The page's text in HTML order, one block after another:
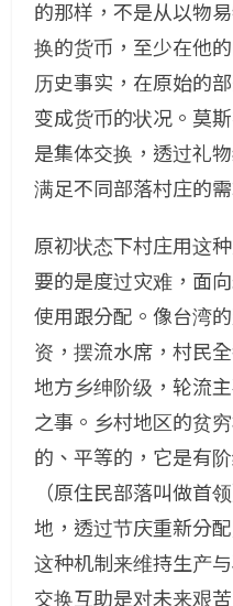
的那样，不是从以物
换的货币，至少在他
历史事实，在原始的
变成货币的状况。莫
是集体交换，透过礼
满足不同部落村庄的需
原初状态下村庄用这
要的是度过灾难，面
使用跟分配。像台湾
资，摆流水席，村民
地方乡绅阶级，轮流
之事。乡村地区的贫
的、平等的，它是有
（原住民部落叫做首
地，透过节庆重新分
这种机制来维持生产
交换互助是对未来艰